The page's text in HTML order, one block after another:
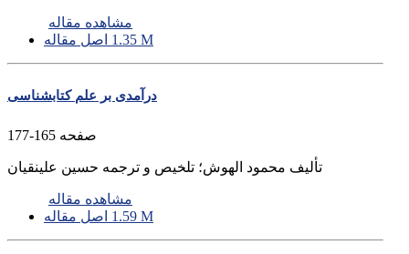
مشاهده مقاله
1.35 M
درآمدی بر علم کتابشناسی
صفحه 165-177
تألیف محمود الهوش؛ تلخیص و ترجمه حسین علینقیان
مشاهده مقاله
1.59 M